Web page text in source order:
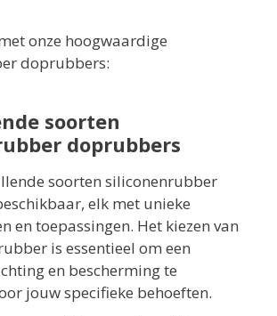
onze hoogwaardige
doprubbers:
soorten
doprubbers
soorten siliconenrubber
elk met unieke
en toepassingen. Het kiezen van
is essentieel om een
en bescherming te
jouw specifieke behoeften.